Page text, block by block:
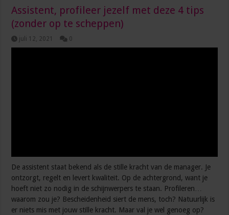
Assistent, profileer jezelf met deze 4 tips
(zonder op te scheppen)
juli 12, 2021 0
De assistent staat bekend als de stille kracht van de manager. Je
ontzorgt, regelt en levert kwaliteit. Op de achtergrond, want je
hoeft niet zo nodig in de schijnwerpers te staan. Profileren…
waarom zou je? Bescheidenheid siert de mens, toch? Natuurlijk is
er niets mis met jouw stille kracht. Maar val je wel genoeg op?